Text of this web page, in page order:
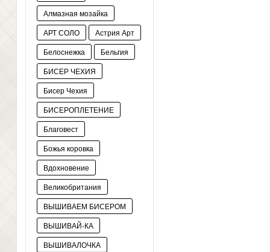
Алмазная мозайка
АРТ СОЛО
Астрия Арт
Белоснежка
Бельгия
БИСЕР ЧЕХИЯ
Бисер Чехия
БИСЕРОПЛЕТЕНИЕ
Благовест
Божья коровка
Вдохновение
Великобритания
ВЫШИВАЕМ БИСЕРОМ
ВЫШИВАЙ-КА
ВЫШИВАЛОЧКА